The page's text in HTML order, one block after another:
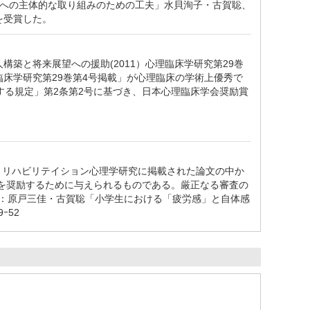
主体的な取り組みのための工夫」水貝洵子・古賀聡、
賞した。
と将来展望への援助(2011）心理臨床学研究第29巻
学研究第29巻第4号掲載」が心理臨床の学術上優秀で
規定」第2条第2号に基づき、日本心理臨床学会奨励賞
ビリテイション心理学研究に掲載された論文の中か
励するために与えられるものである。厳正なる審査の
原戸三佳・古賀聡「小学生における「疲労感」と自体感
ｰ52